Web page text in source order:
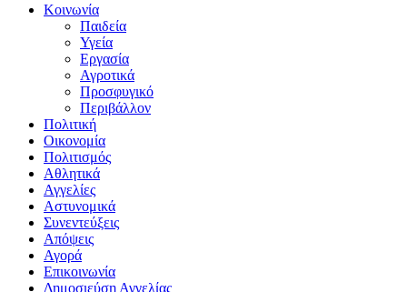
Κοινωνία
Παιδεία
Υγεία
Εργασία
Αγροτικά
Προσφυγικό
Περιβάλλον
Πολιτική
Οικονομία
Πολιτισμός
Αθλητικά
Αγγελίες
Αστυνομικά
Συνεντεύξεις
Απόψεις
Αγορά
Επικοινωνία
Δημοσιεύση Αγγελίας